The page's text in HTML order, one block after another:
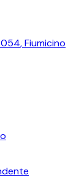
,Fiumicino